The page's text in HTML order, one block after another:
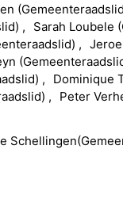
(Gemeenteraadslid
) Sarah Loubele (
)
(
) Dominique
) Peter
Schellingen(